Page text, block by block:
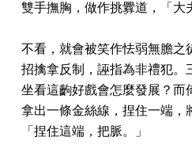
雙手撫胸，做作挑釁道，「大
不看，就會被笑作怯弱無膽之
招擒拿反制，誣指為非禮犯。
坐看這齣好戲會怎麼發展？而
拿出一條金絲線，捏住一端，
「捏住這端，把脈。」